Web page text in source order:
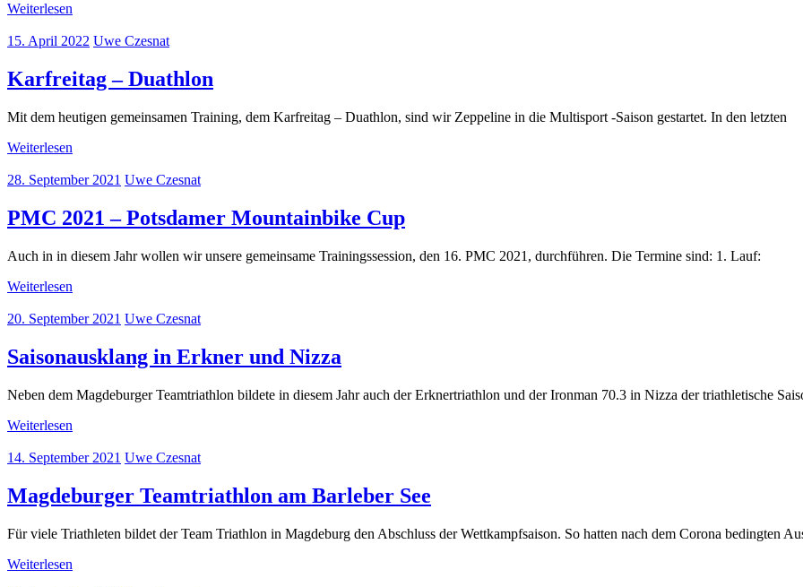
Weiterlesen
15. April 2022 Uwe Czesnat
Karfreitag – Duathlon
Mit dem heutigen gemeinsamen Training, dem Karfreitag – Duathlon, sind wir Zeppeline in die Multisport -Saison gestartet. In den letzten
Weiterlesen
28. September 2021 Uwe Czesnat
PMC 2021 – Potsdamer Mountainbike Cup
Auch in in diesem Jahr wollen wir unsere gemeinsame Trainingssession, den 16. PMC 2021, durchführen. Die Termine sind: 1. Lauf:
Weiterlesen
20. September 2021 Uwe Czesnat
Saisonausklang in Erkner und Nizza
Neben dem Magdeburger Teamtriathlon bildete in diesem Jahr auch der Erknertriathlon und der Ironman 70.3 in Nizza der triathletische
Weiterlesen
14. September 2021 Uwe Czesnat
Magdeburger Teamtriathlon am Barleber See
Für viele Triathleten bildet der Team Triathlon in Magdeburg den Abschluss der Wettkampfsaison. So hatten nach dem Corona bedingten
Weiterlesen